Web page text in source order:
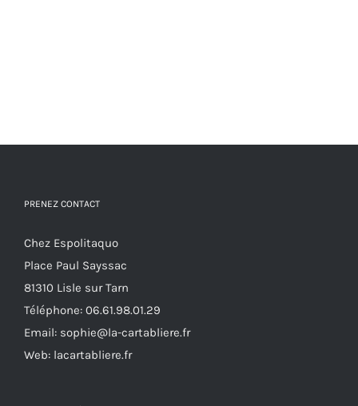
PRENEZ CONTACT
Chez Espolitaquo
Place Paul Sayssac
81310 Lisle sur Tarn
Téléphone: 06.61.98.01.29
Email: sophie@la-cartabliere.fr
Web: lacartabliere.fr